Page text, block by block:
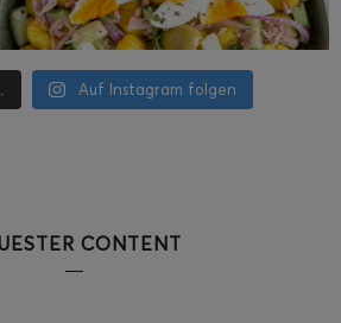
Auf Instagram folgen
CONTENT